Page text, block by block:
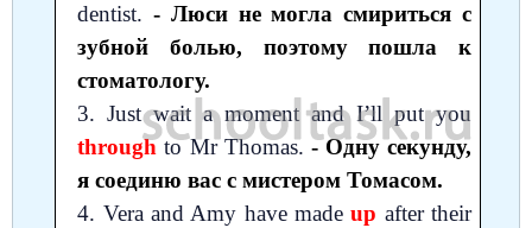
dentist. - Люси не могла смириться с
зубной болью, поэтому пошла к
стоматологу.
3. Just wait a moment and I’ll put you
throughto Mr Thomas. - Одну секунду,
я соединю вас с мистером Томасом.
4. Vera and Amy have madeup after their